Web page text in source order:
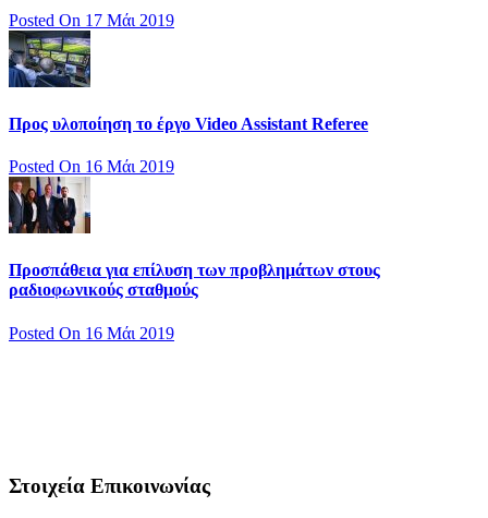
Posted On 17 Μάι 2019
Προς υλοποίηση το έργο Video Assistant Referee
Posted On 16 Μάι 2019
Προσπάθεια για επίλυση των προβλημάτων στους
ραδιοφωνικούς σταθμούς
Posted On 16 Μάι 2019
Στοιχεία Επικοινωνίας